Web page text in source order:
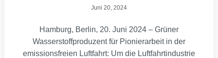
Juni 20, 2024
Hamburg, Berlin, 20. Juni 2024 – Grüner
Wasserstoffproduzent für Pionierarbeit in der
emissionsfreien Luftfahrt: Um die Luftfahrtindustrie